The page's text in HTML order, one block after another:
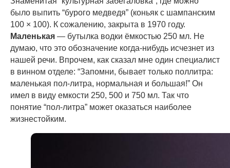
было выпить “бурого медведя” (коньяк с шампанским
100 × 100). К сожалению, закрыта в 1970 году.
Маленькая — бутылка водки ёмкостью 250 мл. Не
думаю, что это обозначение когда-нибудь исчезнет из
нашей речи. Впрочем, как сказал мне один специалист
в винном отделе: “Запомни, бывает только поллитра:
маленькая пол-литра, нормальная и большая!” Он
имел в виду емкости 250, 500 и 750 мл. Так что
понятие “пол-литра” может оказаться наиболее
жизнестойким.